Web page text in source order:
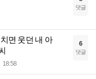
댓글
면 웃던 내 아
18:58
6
댓글